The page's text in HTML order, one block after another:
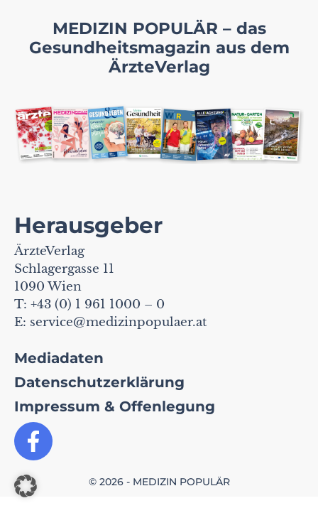
MEDIZIN POPULÄR – das
Gesundheitsmagazin aus dem
ÄrzteVerlag
Herausgeber
ÄrzteVerlag
Schlagergasse 11
1090 Wien
T: +43 (0) 1 961 1000 – 0
E: service@medizinpopulaer.at
Mediadaten
Datenschutzerklärung
Impressum & Offenlegung
© 2026 - MEDIZIN POPULÄR